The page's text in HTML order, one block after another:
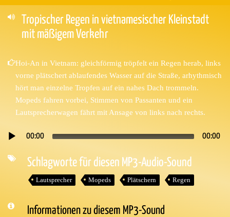
Tropischer Regen in vietnamesischer Kleinstadt
mit mäßigem Verkehr
Hoi-An in Vietnam: gleichförmig tröpfelt ein Regen herab, links
vorne plätschert ablaufendes Wasser auf die Straße, arhythmisch
hört man einzelne Tropfen auf ein nahes Dach trommeln.
Mopeds fahren vorbei, Stimmen von Passanten und ein
Lautsprecherwagen fährt mit Ansage von links nach rechts.
Audio-
00:00 00:00
Schlagworte für diesen MP3-Audio-Sound
Lautsprecher Mopeds Plätschern Regen
Informationen zu diesem MP3-Sound